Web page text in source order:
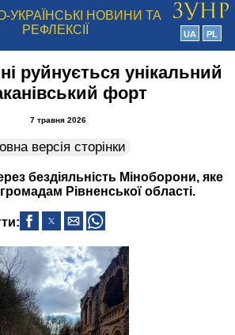
УКРАЇНСЬКІ НОВИНИ ТА
РЕФЛЕКСІЇ
UA PL
руйнується унікальний
форт
7 травня 2026
версія сторінки
бездіяльність Міноборони, яке
Рівненської області.